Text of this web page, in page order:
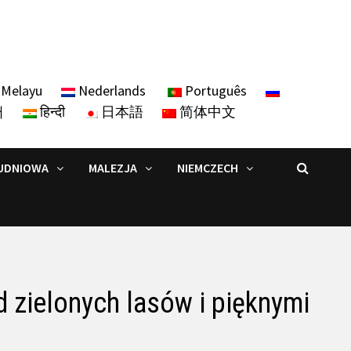
Nederlands
Português
हिन्दी 日本語 简体中文
MALEZJA NIEMCZECH
zielonych lasów i pięknymi